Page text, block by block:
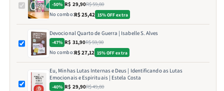
-50% R$ 29,90R$ 59,80
No combo:R$ 25,42 15% OFF extra
Devocional Quarto de Guerra | Isabelle S. Alves
-47% R$ 31,90R$ 59,90
No combo:R$ 27,12 15% OFF extra
Eu, Minhas Lutas Internas e Deus | Identificando as Lutas
Emocionais e Espirituais | Estela Costa
-40% R$ 29,90R$ 49,80